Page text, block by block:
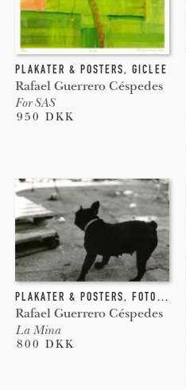
PLAKATER & POSTERS, GICLEE
Rafael Guerrero Céspedes
For SAS
950 DKK
PLAKATER & POSTERS, FOTOGRAFI
Rafael Guerrero Céspedes
La Mina
800 DKK